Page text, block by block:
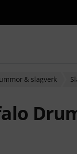
& slagverk
stjärnor från 96